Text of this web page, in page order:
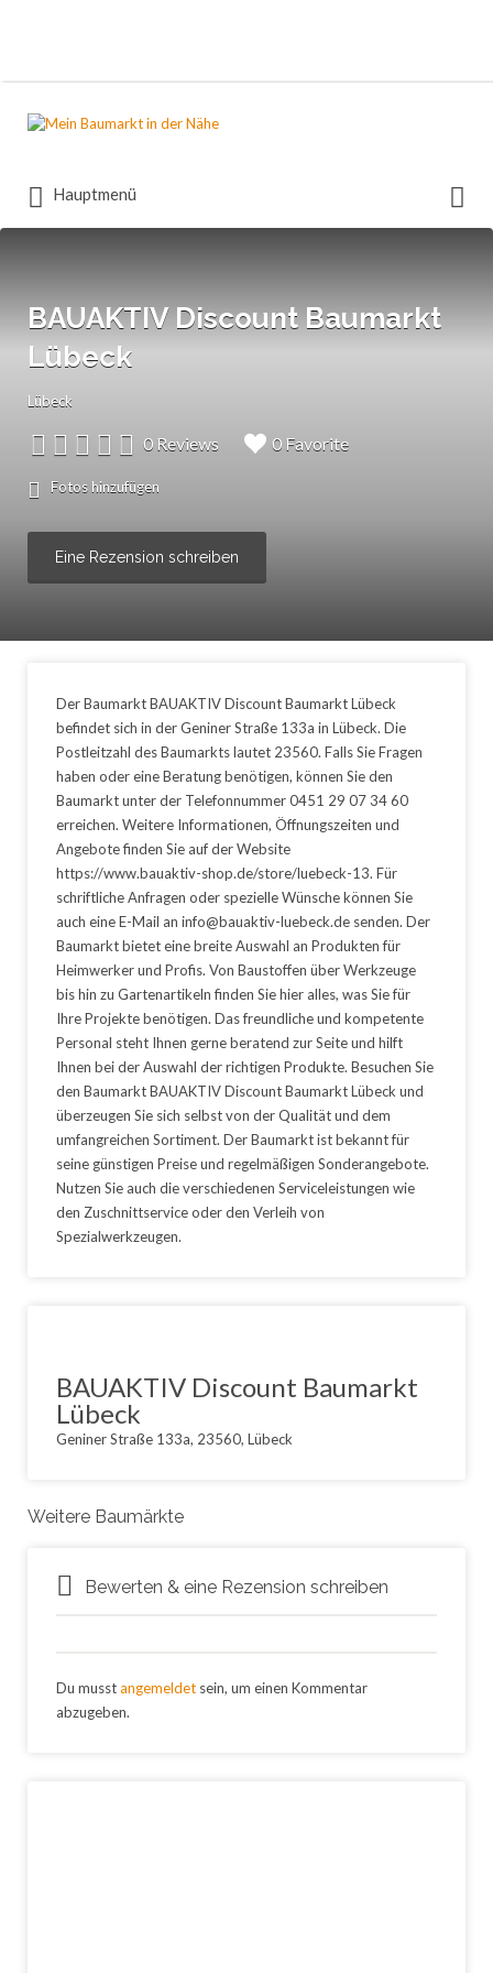
nach:
Hauptmenü
nach:
BAUAKTIV Discount Baumarkt
Lübeck
Lübeck
0 Reviews 0 Favorite
Fotos hinzufügen
Eine Rezension schreiben
Der Baumarkt BAUAKTIV Discount Baumarkt Lübeck
befindet sich in der Geniner Straße 133a in Lübeck. Die
Postleitzahl des Baumarkts lautet 23560. Falls Sie Fragen
haben oder eine Beratung benötigen, können Sie den
Baumarkt unter der Telefonnummer 0451 29 07 34 60
erreichen. Weitere Informationen, Öffnungszeiten und
Angebote finden Sie auf der Website
https://www.bauaktiv-shop.de/store/luebeck-13. Für
schriftliche Anfragen oder spezielle Wünsche können Sie
auch eine E-Mail an info@bauaktiv-luebeck.de senden. Der
Baumarkt bietet eine breite Auswahl an Produkten für
Heimwerker und Profis. Von Baustoffen über Werkzeuge
bis hin zu Gartenartikeln finden Sie hier alles, was Sie für
Ihre Projekte benötigen. Das freundliche und kompetente
Personal steht Ihnen gerne beratend zur Seite und hilft
Ihnen bei der Auswahl der richtigen Produkte. Besuchen Sie
den Baumarkt BAUAKTIV Discount Baumarkt Lübeck und
überzeugen Sie sich selbst von der Qualität und dem
umfangreichen Sortiment. Der Baumarkt ist bekannt für
seine günstigen Preise und regelmäßigen Sonderangebote.
Nutzen Sie auch die verschiedenen Serviceleistungen wie
den Zuschnittservice oder den Verleih von
Spezialwerkzeugen.
BAUAKTIV Discount Baumarkt
Lübeck
Geniner Straße 133a, 23560, Lübeck
Weitere Baumärkte
Bewerten & eine Rezension schreiben
Du musstangemeldet sein, um einen Kommentar
abzugeben.